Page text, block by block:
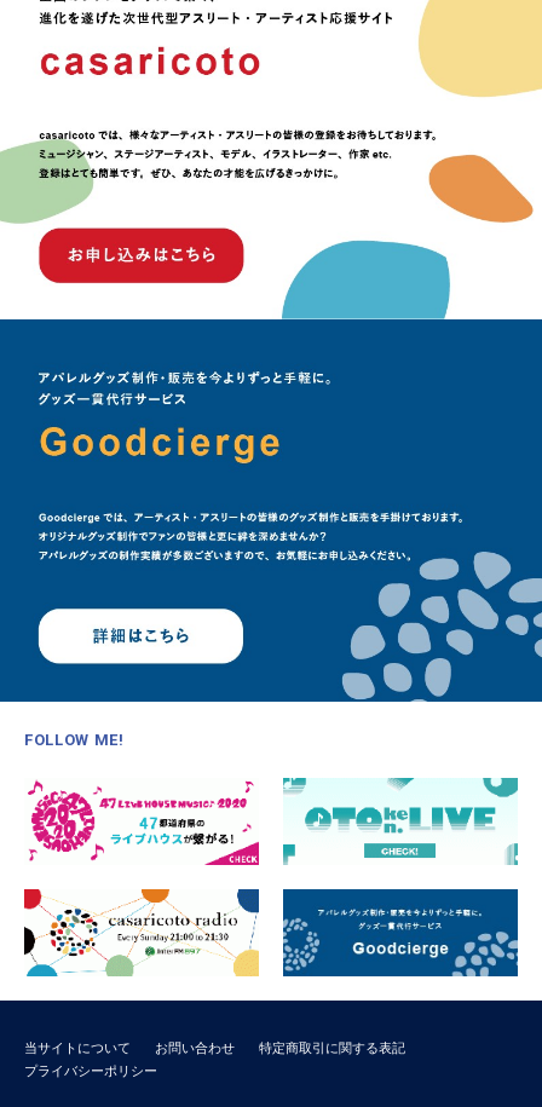
FOLLOW ME!
当サイトについて お問い合わせ
特定商取引に関する表記
プライバシーポリシー